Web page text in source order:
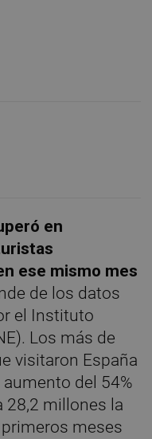
en
ese mismo mes
de los datos
el Instituto
Los más de
visitaron España
del 54%
28,2 millones la
meses